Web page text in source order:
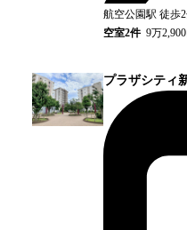
航空公園駅 徒歩
空室2件 9万
プラザシティ